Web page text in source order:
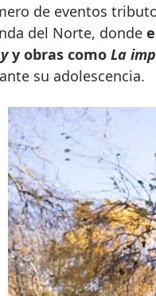
de eventos
del Norte, donde
y obras como La
su adolescencia.